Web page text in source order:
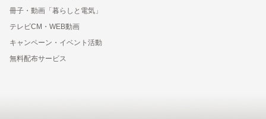
冊子・動画「暮らしと電気」
テレビCM・WEB動画
キャンペーン・イベント活動
無料配布サービス